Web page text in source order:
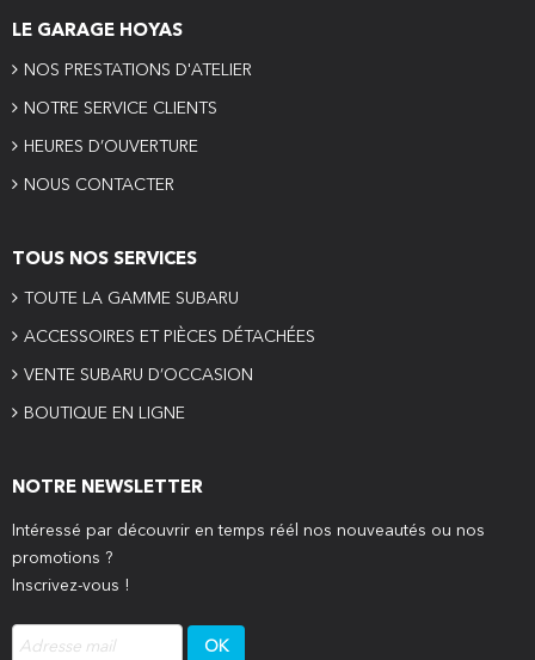
LE GARAGE HOYAS
NOS PRESTATIONS D'ATELIER
NOTRE SERVICE CLIENTS
HEURES D’OUVERTURE
NOUS CONTACTER
TOUS NOS SERVICES
TOUTE LA GAMME SUBARU
ACCESSOIRES ET PIÈCES DÉTACHÉES
VENTE SUBARU D’OCCASION
BOUTIQUE EN LIGNE
NOTRE NEWSLETTER
Intéressé par découvrir en temps réél nos nouveautés ou nos
promotions ?
Inscrivez-vous !